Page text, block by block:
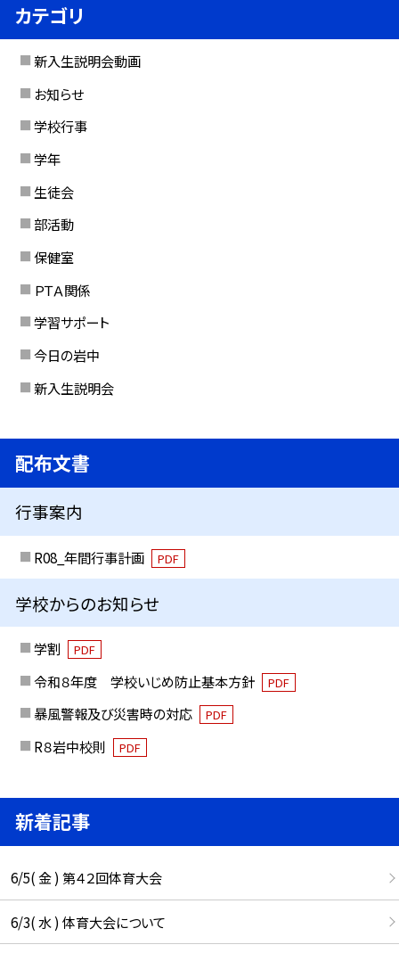
カテゴリ
新入生説明会動画
お知らせ
学校行事
学年
生徒会
部活動
保健室
ＰＴＡ関係
学習サポート
今日の岩中
新入生説明会
配布文書
行事案内
R08_年間行事計画 PDF
学校からのお知らせ
学割 PDF
令和８年度 学校いじめ防止基本方針 PDF
暴風警報及び災害時の対応 PDF
R８岩中校則 PDF
新着記事
6/5( 金 ) 第４２回体育大会
6/3( 水 ) 体育大会について